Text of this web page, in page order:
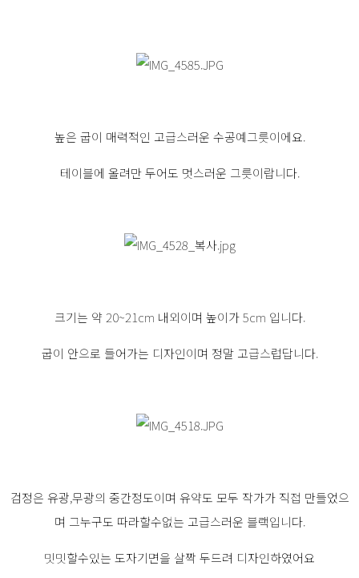
높은 굽이 매력적인 고급스러운 수공예그릇이에요.
테이블에 올려만 두어도 멋스러운 그릇이랍니다.
크기는 약 20~21cm 내외이며 높이가 5cm 입니다.
굽이 안으로 들어가는 디자인이며 정말 고급스럽답니다.
검정은 유광,무광의 중간정도이며 유약도 모두 작가가 직접 만들었으
며 그누구도 따라할수없는 고급스러운 블랙입니다.
밋밋할수있는 도자기면을 살짝 두드려 디자인하였어요